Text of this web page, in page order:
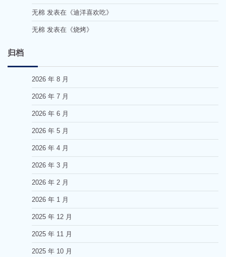
无棉 发表在《迪洋喜欢吃》
无棉 发表在《烧烤》
归档
2026 年 8 月
2026 年 7 月
2026 年 6 月
2026 年 5 月
2026 年 4 月
2026 年 3 月
2026 年 2 月
2026 年 1 月
2025 年 12 月
2025 年 11 月
2025 年 10 月